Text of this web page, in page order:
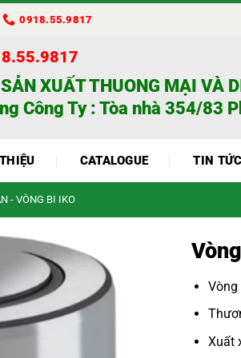
0918.55.9817
XUẤT THUONG MẠI VÀ
Công Ty : Tòa nhà 354/83
CATALOGUE TIN TỨC
- VÒNG BI IKO
Vòng
Xuất